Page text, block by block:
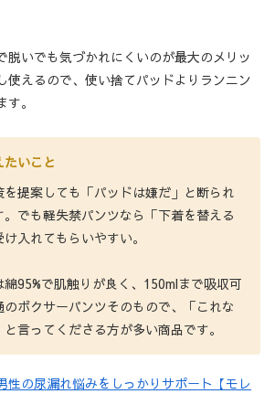
脱いでも気づかれにくいのが最大のメリッ
使えるので、使い捨てパッドよりランニン
。
いこと
提案しても「パッドは嫌だ」と断られ
。でも軽失禁パンツなら「下着を替える
入れてもらいやすい。
綿95%で肌触りが良く、150mlまで吸収可
ボクサーパンツそのもので、「これな
言ってくださる方が多い商品です。
性の尿漏れ悩みをしっかりサポート【モレ